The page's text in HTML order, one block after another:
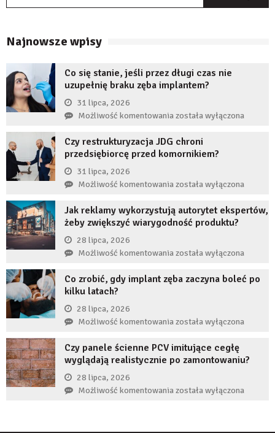
Najnowsze wpisy
Co się stanie, jeśli przez długi czas nie
uzupełnię braku zęba implantem?
31 lipca, 2026
Możliwość komentowaniaCo
stanie,
jeśli
długi
uzupełnię
implantem?
została wyłączona
Czy restrukturyzacja JDG chroni
przedsiębiorcę przed komornikiem?
31 lipca, 2026
Możliwość komentowaniaCzy
JDG
chroni
przed
komornikiem?
została wyłączona
Jak reklamy wykorzystują autorytet ekspertów,
żeby zwiększyć wiarygodność produktu?
28 lipca, 2026
Możliwość komentowaniaJak
wykorzystują
żeby
zwiększyć
wiarygodność
produktu?
została wyłączona
Co zrobić, gdy implant zęba zaczyna boleć po
kilku latach?
28 lipca, 2026
Możliwość komentowaniaCo
gdy
implant
zaczyna
została wyłączona
Czy panele ścienne PCV imitujące cegłę
wyglądają realistycznie po zamontowaniu?
28 lipca, 2026
Możliwość komentowaniaCzy
została wyłączona